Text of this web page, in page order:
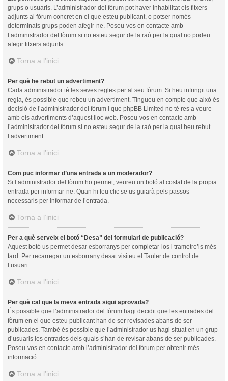
grups o usuaris. L’administrador del fòrum pot haver inhabilitat els fitxers
adjunts al fòrum concret en el que esteu publicant, o potser només
determinats grups poden afegir-ne. Poseu-vos en contacte amb
l’administrador del fòrum si no esteu segur de la raó per la qual no podeu
afegir fitxers adjunts.
Torna a l’inici
Per què he rebut un advertiment?
Cada administrador té les seves regles per al seu fòrum. Si heu infringit una
regla, és possible que rebeu un advertiment. Tingueu en compte que això és
decisió de l’administrador del fòrum i que phpBB Limited no té res a veure
amb els advertiments d’aquest lloc web. Poseu-vos en contacte amb
l’administrador del fòrum si no esteu segur de la raó per la qual heu rebut
l’advertiment.
Torna a l’inici
Com puc informar d’una entrada a un moderador?
Si l’administrador del fòrum ho permet, veureu un botó al costat de la propia
entrada per informar-ne. Quan hi feu clic se us guiarà pels passos
necessaris per informar de l’entrada.
Torna a l’inici
Per a què serveix el botó “Desa” del formulari de publicació?
Aquest botó us permet desar esborranys per completar-los i trametre’ls més
tard. Per recarregar un esborrany desat visiteu el Tauler de control de
l’usuari.
Torna a l’inici
Per què cal que la meva entrada sigui aprovada?
És possible que l’administrador del fòrum hagi decidit que les entrades del
fòrum en el que esteu publicant han de ser revisades abans de ser
publicades. També és possible que l’administrador us hagi situat en un grup
d’usuaris les entrades dels quals s’han de revisar abans de ser publicades.
Poseu-vos en contacte amb l’administrador del fòrum per obtenir més
informació.
Torna a l’inici